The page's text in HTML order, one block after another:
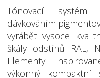
Tónovací
dávkováním
vyrábět vysoce
škály odstínů RAL,
Elementy
výkonný